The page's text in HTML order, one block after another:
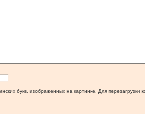
букв, изображенных на картинке. Для перезагрузки